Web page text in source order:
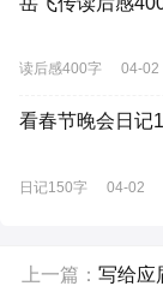
读后感400字 04-02
看春节晚会日记
日记150字 04-02
上一篇： 写给应